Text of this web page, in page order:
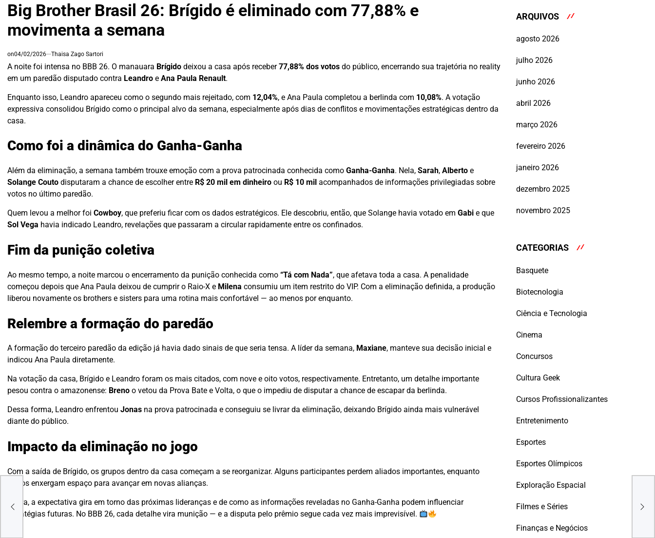
Big Brother Brasil 26: Brígido é eliminado com 77,88% e
movimenta a semana
on04/02/2026 Thaisa Zago Sartori
A noite foi intensa no BBB 26. O manauara Brígido deixou a casa após receber77,88% dos votos do público, encerrando sua trajetória no reality
em um paredão disputado contra Leandro e Ana Paula Renault.
Enquanto isso, Leandro apareceu como o segundo mais rejeitado, com 12,04%, e Ana Paula completou a berlinda com 10,08%. A votação
expressiva consolidou Brígido como o principal alvo da semana, especialmente após dias de conflitos e movimentações estratégicas dentro da
casa.
Como foi a dinâmica do Ganha-Ganha
Além da eliminação, a semana também trouxe emoção com a prova patrocinada conhecida como Ganha-Ganha. Nela, Sarah, Alberto e
Solange Couto disputaram a chance de escolher entre R$ 20 mil em dinheiro ou R$ 10 mil acompanhados de informações privilegiadas sobre
votos no último paredão.
Quem levou a melhor foi Cowboy, que preferiu ficar com os dados estratégicos. Ele descobriu, então, que Solange havia votado em Gabi e que
Sol Vega havia indicado Leandro, revelações que passaram a circular rapidamente entre os confinados.
Fim da punição coletiva
Ao mesmo tempo, a noite marcou o encerramento da punição conhecida como “Tá com Nada”, que afetava toda a casa. A penalidade
começou depois que Ana Paula deixou de cumprir o Raio-X e Milena consumiu um item restrito do VIP. Com a eliminação definida, a produção
liberou novamente os brothers e sisters para uma rotina mais confortável — ao menos por enquanto.
Relembre a formação do paredão
A formação do terceiro paredão da edição já havia dado sinais de que seria tensa. A líder da semana, Maxiane, manteve sua decisão inicial e
indicou Ana Paula diretamente.
Na votação da casa, Brígido e Leandro foram os mais citados, com nove e oito votos, respectivamente. Entretanto, um detalhe importante
pesou contra o amazonense: Breno o vetou da Prova Bate e Volta, o que o impediu de disputar a chance de escapar da berlinda.
Dessa forma, Leandro enfrentou Jonas na prova patrocinada e conseguiu se livrar da eliminação, deixando Brígido ainda mais vulnerável
diante do público.
Impacto da eliminação no jogo
Com a saída de Brígido, os grupos dentro da casa começam a se reorganizar. Alguns participantes perdem aliados importantes, enquanto
outros enxergam espaço para avançar em novas alianças.
Agora, a expectativa gira em torno das próximas lideranças e de como as informações reveladas no Ganha-Ganha podem influenciar
estratégias futuras. No BBB 26, cada detalhe vira munição — e a disputa pelo prêmio segue cada vez mais imprevisível.
E
ARQUIVOS
agosto 2026
julho 2026
junho 2026
abril 2026
março 2026
fevereiro 2026
janeiro 2026
dezembro 2025
novembro 2025
CATEGORIAS
Basquete
Biotecnologia
Ciência e Tecnologia
Cinema
Concursos
Cultura Geek
Cursos Profissionalizantes
Entretenimento
Esportes
Esportes Olímpicos
Exploração Espacial
Filmes e Séries
Finanças e Negócios